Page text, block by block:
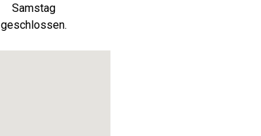
Samstag
geschlossen.